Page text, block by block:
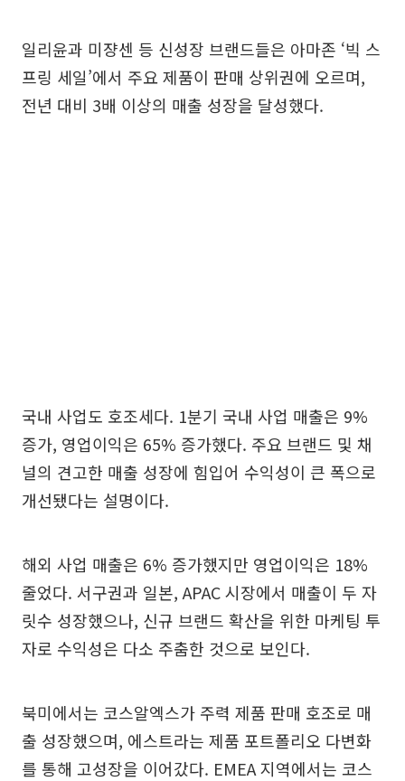
일리윤과 미쟝센 등 신성장 브랜드들은 아마존 ‘빅 스
프링 세일’에서 주요 제품이 판매 상위권에 오르며,
전년 대비 3배 이상의 매출 성장을 달성했다.
국내 사업도 호조세다. 1분기 국내 사업 매출은 9%
증가, 영업이익은 65% 증가했다. 주요 브랜드 및 채
널의 견고한 매출 성장에 힘입어 수익성이 큰 폭으로
개선됐다는 설명이다.
해외 사업 매출은 6% 증가했지만 영업이익은 18%
줄었다. 서구권과 일본, APAC 시장에서 매출이 두 자
릿수 성장했으나, 신규 브랜드 확산을 위한 마케팅 투
자로 수익성은 다소 주춤한 것으로 보인다.
북미에서는 코스알엑스가 주력 제품 판매 호조로 매
출 성장했으며, 에스트라는 제품 포트폴리오 다변화
를 통해 고성장을 이어갔다. EMEA 지역에서는 코스